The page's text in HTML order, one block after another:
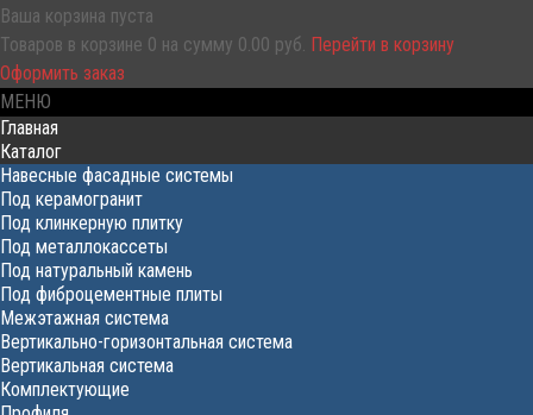
Ваша корзина пуста
Товаров в корзине 0 на сумму 0.00 руб. Перейти в корзину
Оформить заказ
МЕНЮ
Главная
Каталог
Навесные фасадные системы
Под керамогранит
Под клинкерную плитку
Под металлокассеты
Под натуральный камень
Под фиброцементные плиты
Межэтажная система
Вертикально-горизонтальная система
Вертикальная система
Комплектующие